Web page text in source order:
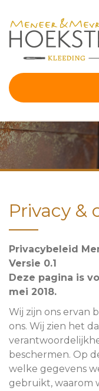
Privacy &
Privacybeleid
Versie 0.1
Deze pagina is
mei 2018.
Wij zijn ons ervan
ons. Wij zien het
beschermen. Op
welke gegevens
gebruikt, waarom